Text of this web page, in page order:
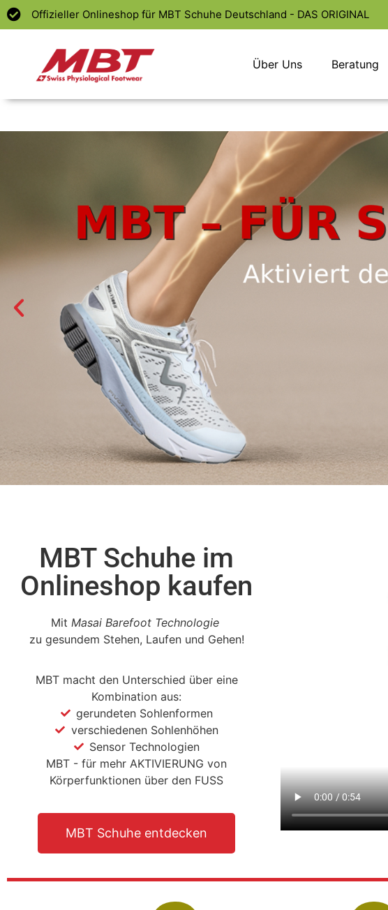
Offizieller Onlineshop für MBT Schuhe Deutschland - DAS ORIGINAL
Über Uns Beratung
SUMMER SALE
2026 - zum Shop
MBT Schuhe im
Onlineshop kaufen
Mit Masai Barefoot Technologie
zu gesundem Stehen, Laufen und Gehen!
MBT macht den Unterschied über eine
Kombination aus:
gerundeten Sohlenformen
verschiedenen Sohlenhöhen
Sensor Technologien
MBT - für mehr AKTIVIERUNG von
Körperfunktionen über den FUSS
MBT Schuhe entdecken